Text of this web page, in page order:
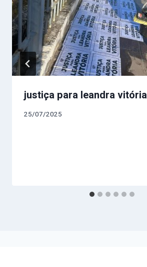
justiça para leandra vitória
25/07/2025